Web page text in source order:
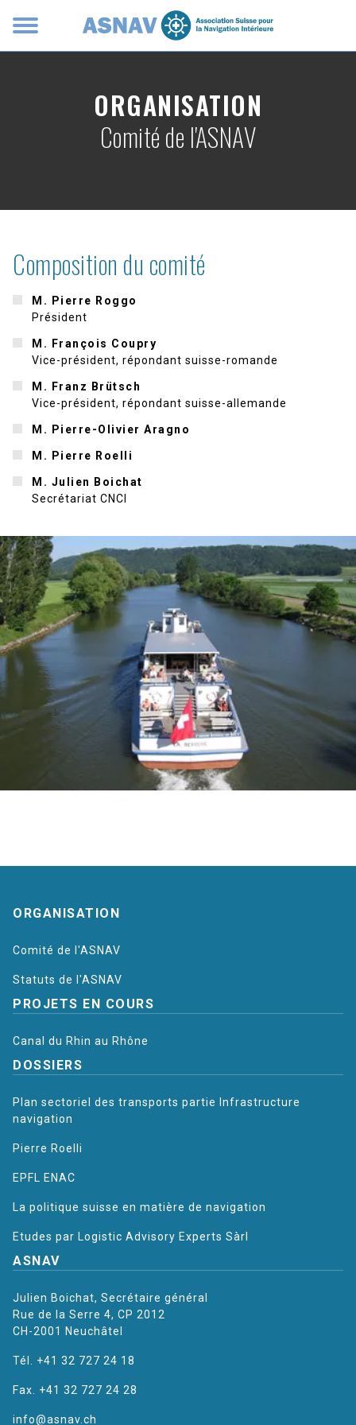
ORGANISATION
Comité de l'ASNAV
Composition du comité
M. Pierre Roggo
Président
M. François Coupry
Vice-président, répondant suisse-romande
M. Franz Brütsch
Vice-président, répondant suisse-allemande
M. Pierre-Olivier Aragno
M. Pierre Roelli
M. Julien Boichat
Secrétariat CNCI
Plan
du
site
ORGANISATION
Comité de l'ASNAV
Statuts de l'ASNAV
PROJETS EN COURS
Canal du Rhin au Rhône
DOSSIERS
Plan sectoriel des transports partie Infrastructure
navigation
Pierre Roelli
EPFL ENAC
La politique suisse en matière de navigation
Etudes par Logistic Advisory Experts Sàrl
ASNAV
Julien Boichat, Secrétaire général
Rue de la Serre 4, CP 2012
CH-2001 Neuchâtel
Tél. +41 32 727 24 18
Fax. +41 32 727 24 28
info@asnav.ch